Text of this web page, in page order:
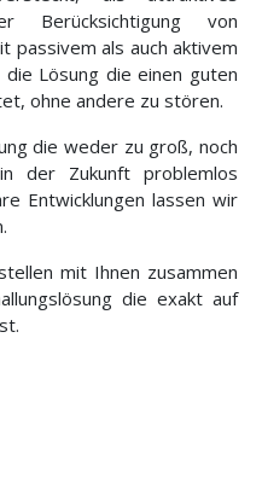
Berücksichtigung von
passivem als auch aktivem
Lösung die einen guten
ohne andere zu stören.
die weder zu groß, noch
der Zukunft problemlos
Entwicklungen lassen wir
mit Ihnen zusammen
die exakt auf